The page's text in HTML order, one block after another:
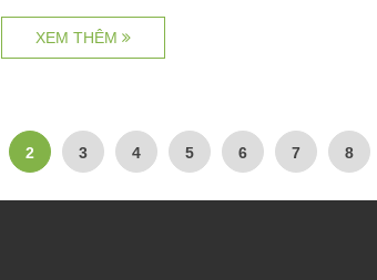
XEM THÊM
2 3 4 5 6 7 8